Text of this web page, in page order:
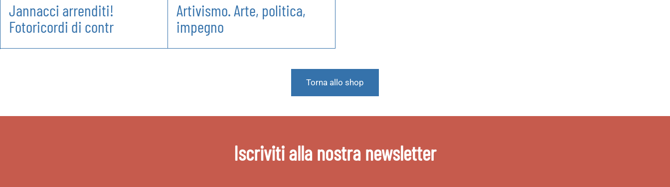
Jannacci arrenditi!
Fotoricordi di contr
Artivismo. Arte, politica,
impegno
Torna allo shop
Iscriviti alla nostra newsletter